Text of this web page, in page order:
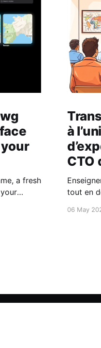
a fresh
à
CTO
tout en
j’ai
06 May